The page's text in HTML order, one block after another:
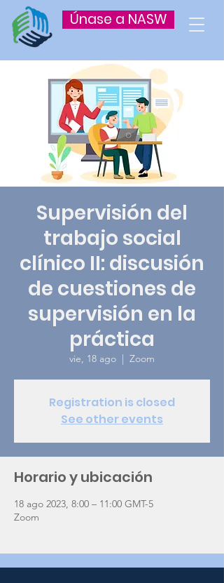
Únase a NASW
Supervisión del
trabajo social
clínico II: discusión
de cuestiones de
supervisión en la
práctica
vie, 18 ago
  |
Zoom
Registration is closed
See other events
Horario y ubicación
18 ago 2023, 8:00 – 11:00 GMT-5
Zoom